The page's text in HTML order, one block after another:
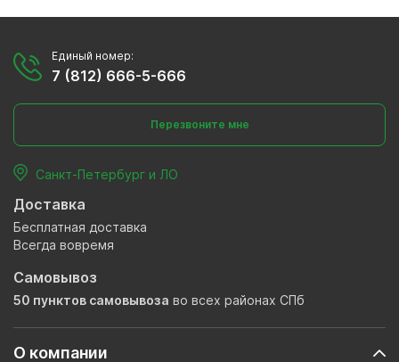
О компании
Единый номер:
7 (812) 666-5-666
Перезвоните мне
Санкт-Петербург и ЛО
Доставка
Бесплатная доставка
Всегда вовремя
Самовывоз
50 пунктов самовывоза во всех районах СПб